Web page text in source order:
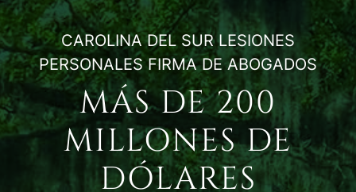
CAROLINA DEL SUR LESIONES
PERSONALES FIRMA DE ABOGADOS
MÁS DE 200
MILLONES DE
DÓLARES